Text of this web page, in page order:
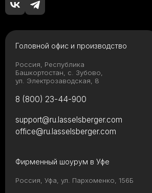
Головной офис и производство
Россия, Республика
Башкортостан, с. Зубово,
ул. Электрозаводская, 8
8 (800) 23-44-900
Фирменный шоурум в Уфе
Россия, Уфа, ул. Пархоменко, 156Б
support@ru.lasselsberger.com
office@ru.lasselsberger.com